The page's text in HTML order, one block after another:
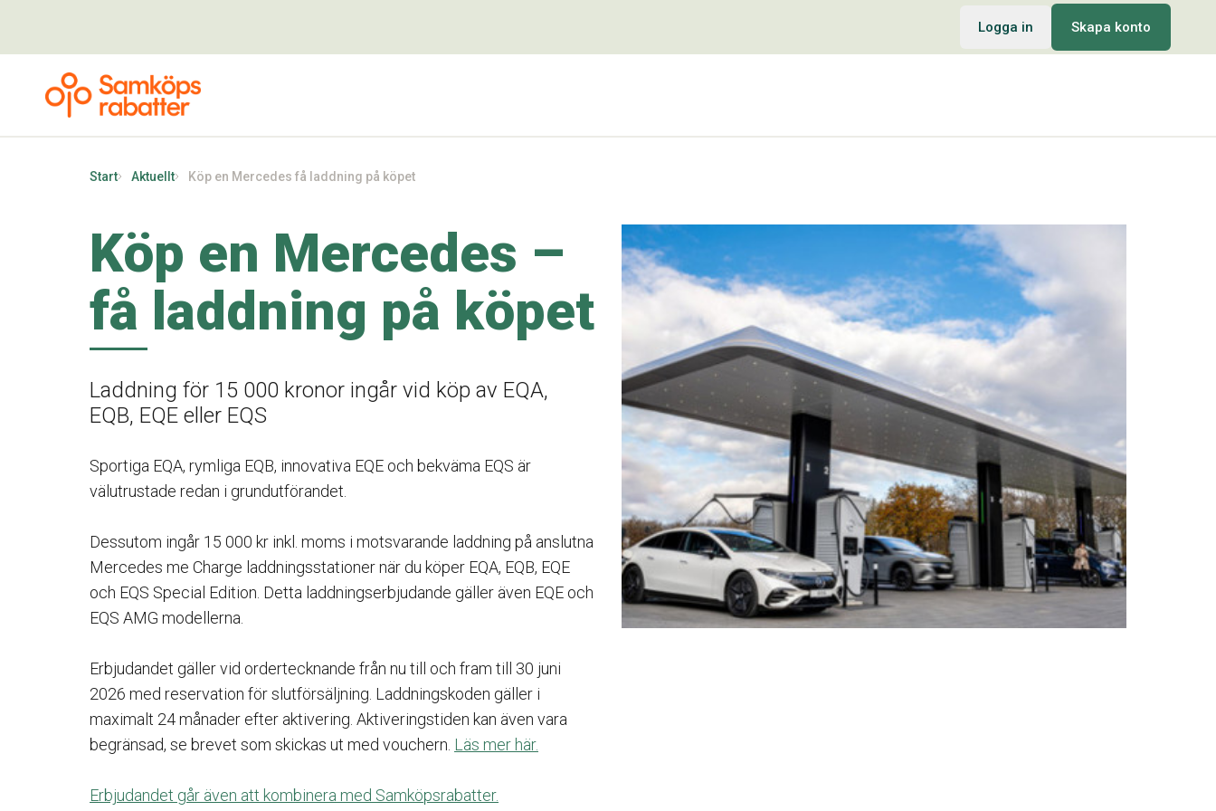
Logga in Skapa konto
Start Aktuellt Köp en Mercedes få laddning på köpet
Köp en Mercedes –
få laddning på köpet
Laddning för 15 000 kronor ingår vid köp av EQA,
EQB, EQE eller EQS
Sportiga EQA, rymliga EQB, innovativa EQE och bekväma EQS är
välutrustade redan i grundutförandet.
Dessutom ingår 15 000 kr inkl. moms i motsvarande laddning på anslutna
Mercedes me Charge laddningsstationer när du köper EQA, EQB, EQE
och EQS Special Edition. Detta laddningserbjudande gäller även EQE och
EQS AMG modellerna.
Erbjudandet gäller vid ordertecknande från nu till och fram till 30 juni
2026 med reservation för slutförsäljning. Laddningskoden gäller i
maximalt 24 månader efter aktivering. Aktiveringstiden kan även vara
begränsad, se brevet som skickas ut med vouchern. Läs mer här.
Erbjudandet går även att kombinera med Samköpsrabatter.